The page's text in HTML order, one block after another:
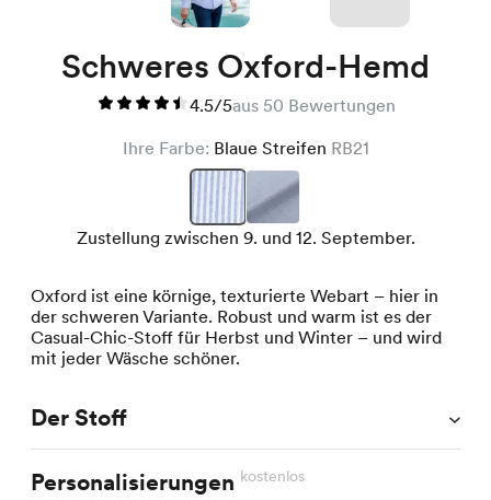
Schweres Oxford-Hemd
4.5/5aus 50 Bewertungen
Ihre Farbe: Blaue Streifen RB21
Zustellung zwischen 9. und 12. September.
Oxford ist eine körnige, texturierte Webart – hier in
der schweren Variante. Robust und warm ist es der
Casual-Chic-Stoff für Herbst und Winter – und wird
mit jeder Wäsche schöner.
Der Stoff
Personalisierungen kostenlos